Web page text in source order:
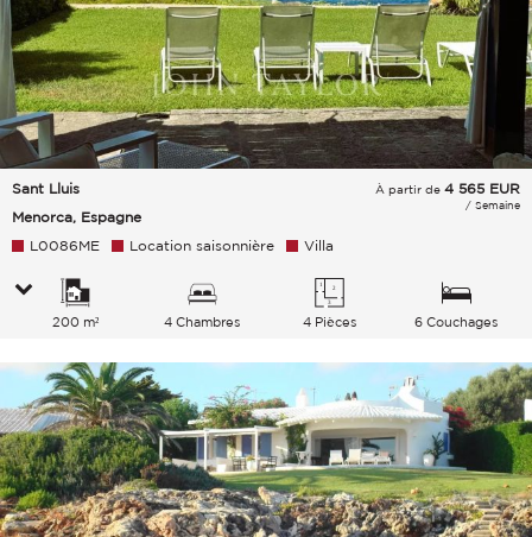
Sant Lluis
Menorca, Espagne
À partir de 4 565 EUR
/ Semaine
L0086ME Location saisonnière Villa
200 m² 4 Chambres 4 Pièces 6 Couchages